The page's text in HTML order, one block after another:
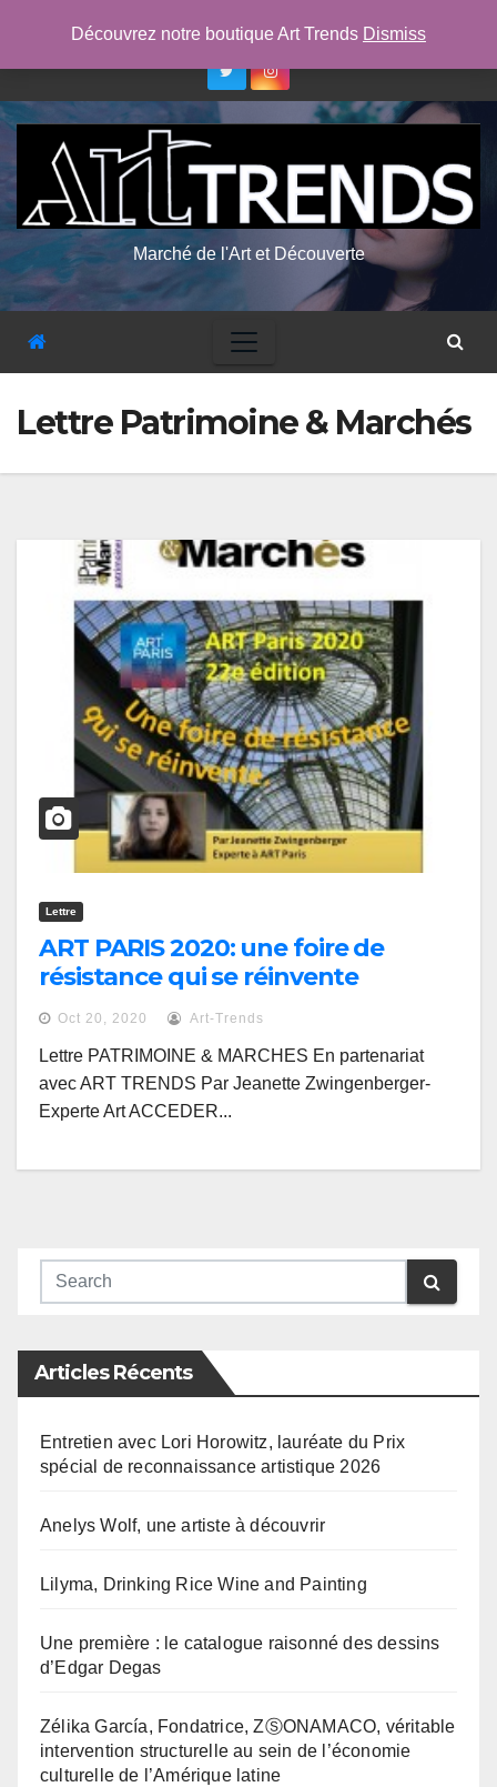
jeu. Août 6th, 2026 1:05:55 AM
Marché de l'Art et Découverte
Lettre Patrimoine & Marchés
Lettre
ART PARIS 2020: une foire de
résistance qui se réinvente
Oct 20, 2020 Art-Trends
Lettre PATRIMOINE & MARCHES En partenariat
avec ART TRENDS Par Jeanette Zwingenberger-
Experte Art ACCEDER...
Articles Récents
Entretien avec Lori Horowitz, lauréate du Prix
spécial de reconnaissance artistique 2026
Anelys Wolf, une artiste à découvrir
Lilyma, Drinking Rice Wine and Painting
Une première : le catalogue raisonné des dessins
d’Edgar Degas
Zélika García, Fondatrice, ZⓈONAMACO, véritable
intervention structurelle au sein de l’économie
culturelle de l’Amérique latine
Découvrez notre boutique Art Trends Dismiss